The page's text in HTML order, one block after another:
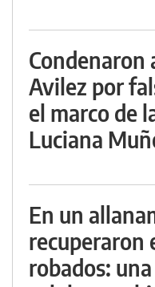
Avilez por
el marco de
Luciana
En un
recuperaron
robados: